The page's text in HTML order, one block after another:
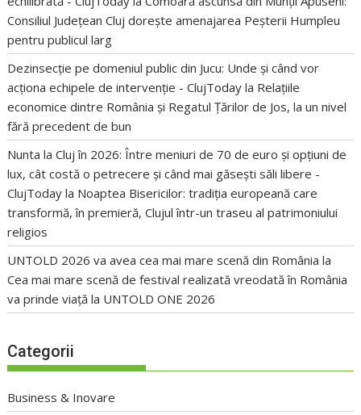
Consiliul Județean Cluj dorește amenajarea Peșterii Humpleu
pentru publicul larg
Dezinsecție pe domeniul public din Jucu: Unde și când vor
acționa echipele de intervenție - ClujToday la Relațiile
economice dintre România și Regatul Țărilor de Jos, la un nivel
fără precedent de bun
Nunta la Cluj în 2026: Între meniuri de 70 de euro și opțiuni de
lux, cât costă o petrecere și când mai găsești săli libere -
ClujToday la Noaptea Bisericilor: tradiția europeană care
transformă, în premieră, Clujul într-un traseu al patrimoniului
religios
UNTOLD 2026 va avea cea mai mare scenă din România la
Cea mai mare scenă de festival realizată vreodată în România
va prinde viață la UNTOLD ONE 2026
Categorii
Business & Inovare